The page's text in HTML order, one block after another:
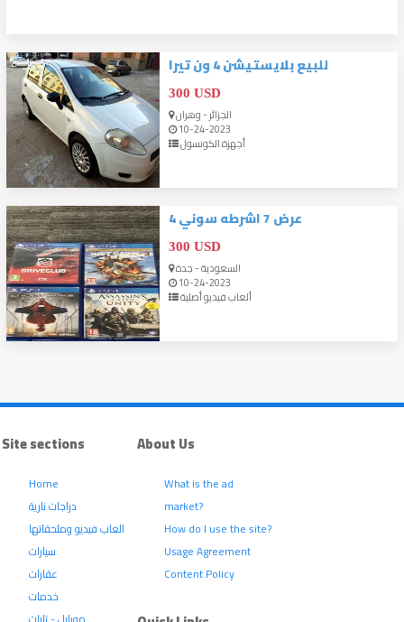
للبيع بلايستيشن 4 ون تيرا
300 USD
الجزائر - وهران
10-24-2023
أجهزة الكونسول
عرض 7 اشرطه سوني 4
300 USD
السعودية - جدة
10-24-2023
ألعاب فيديو أصلية
Site sections
Home
دراجات نارية
العاب فيديو وملحقاتها
سيارات
عقارات
خدمات
About Us
What is the ad
market?
How do I use the site?
Usage Agreement
Content Policy